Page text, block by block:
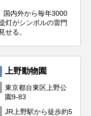
国内外から毎年3000
灯がシンボルの雷門
せる。
上野動物園
東京都台東区上野公
園9-83
JR上野駅から徒歩約5